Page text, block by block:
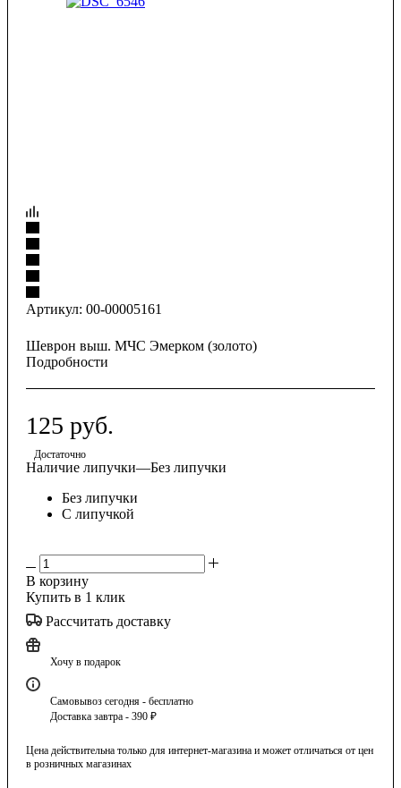
Артикул: 00-00005161
Шеврон выш. МЧС Эмерком (золото)
Подробности
125 руб.
Достаточно
Наличие липучки—Без липучки
Без липучки
С липучкой
В корзину
Купить в 1 клик
Рассчитать доставку
Хочу в подарок
Самовывоз сегодня - бесплатно
Доставка завтра - 390 ₽
Цена действительна только для интернет-магазина и может отличаться от цен
в розничных магазинах